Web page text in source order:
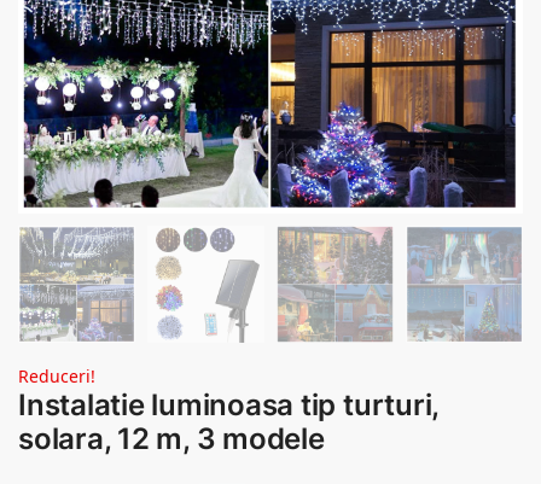
Reduceri!
Instalatie luminoasa tip turturi,
solara, 12 m, 3 modele